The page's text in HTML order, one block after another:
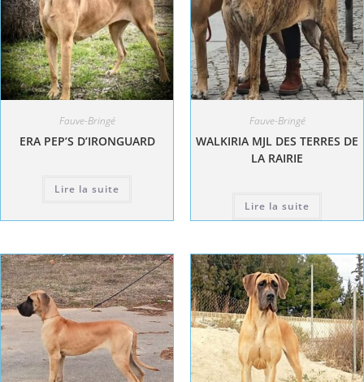
Fauve-Bringé
ERA PEP’S D’IRONGUARD
Lire la suite
Fauve-Bringé
WALKIRIA MJL DES TERRES DE
LA RAIRIE
Lire la suite